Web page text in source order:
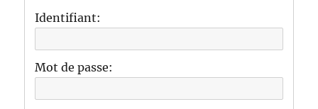
Identifiant:
Mot de passe: